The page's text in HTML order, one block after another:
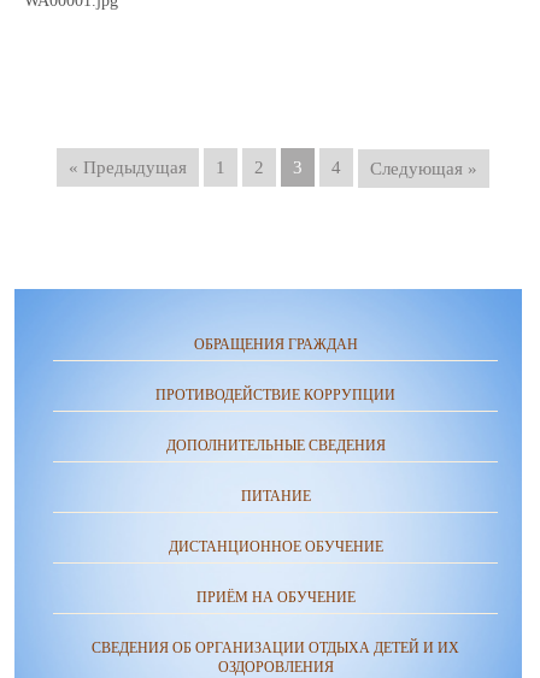
« Предыдущая 1 2 3 4 Следующая »
ОБРАЩЕНИЯ ГРАЖДАН
ПРОТИВОДЕЙСТВИЕ КОРРУПЦИИ
ДОПОЛНИТЕЛЬНЫЕ СВЕДЕНИЯ
ПИТАНИЕ
ДИСТАНЦИОННОЕ ОБУЧЕНИЕ
ПРИЁМ НА ОБУЧЕНИЕ
СВЕДЕНИЯ ОБ ОРГАНИЗАЦИИ ОТДЫХА ДЕТЕЙ И ИХ
ОЗДОРОВЛЕНИЯ